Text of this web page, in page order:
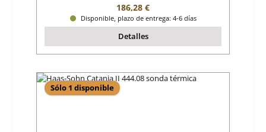
Precio normal:
186,28 €
Disponible, plazo de entrega: 4-6 días
Detalles
Sólo 1 disponible